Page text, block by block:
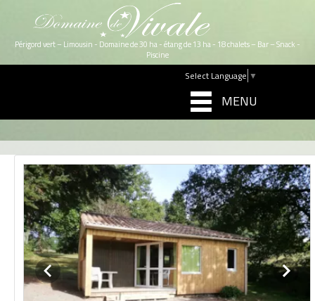
Périgord vert – Limousin - Domaine de 30 ha - étang de 13 ha - 18 chalets – Bar – Snack -
Piscine
Select Language ▼
MENU